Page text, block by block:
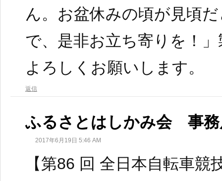
ん。お盆休みの頃が見頃
で、是非お立ち寄りを！
よろしくお願いします。
返信
ふるさとはしかみ会 事務
2017年6月19日 5:46 AM
【第86 回 全日本自転車競